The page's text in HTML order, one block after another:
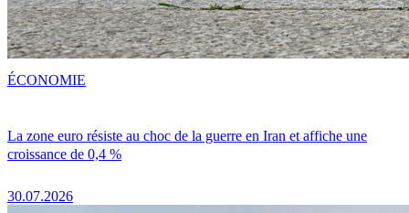
La zone euro résiste au choc de la guerre en Iran et affiche une
croissance de 0,4 %
30.07.2026
ÉCONOMIE